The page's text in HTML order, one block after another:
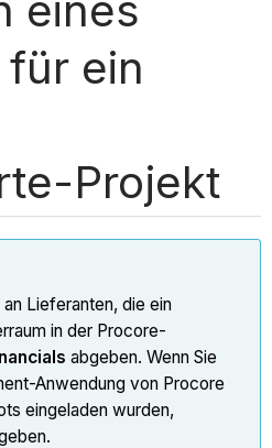
ein
Projekt
Lieferanten, die ein
in der Procore-
abgeben. Wenn Sie
Anwendung von Procore
eingeladen wurden,